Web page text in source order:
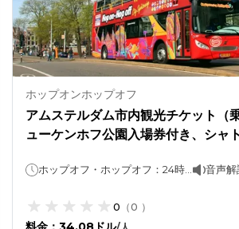
ホップオンホップオフ
アムステルダム市内観光チケット（
ューケンホフ公園入場券付き、シャ
ホップオフ・ホップオフ：24時間または48時間；キューケンホフ公園：1日 音声解
0 （0 ）